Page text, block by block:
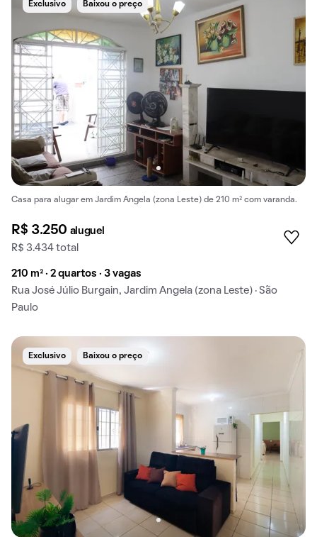
Exclusivo Baixou o preço
Casa para alugar em Jardim Angela (zona Leste) de 210 m² com varanda.
R$ 3.250 aluguel
R$ 3.434 total
210 m² · 2 quartos · 3 vagas
Rua José Júlio Burgain, Jardim Angela (zona Leste) · São
Paulo
Exclusivo Baixou o preço